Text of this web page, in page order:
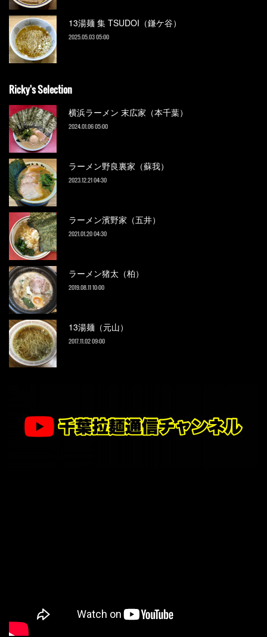
13湯麺 集 TSUDOI（鎌ケ谷）
2025.05.03 05:00
Ricky's Selection
横浜ラーメン 末広家（本千葉）
2024.01.06 05:00
ラーメン野良裏家（蘇我）
2023.12.21 04:30
ラーメン濱野家（五井）
2021.01.20 04:30
ラーメン猪太（柏）
2019.08.11 10:00
13湯麺（元山）
2017.11.02 09:00